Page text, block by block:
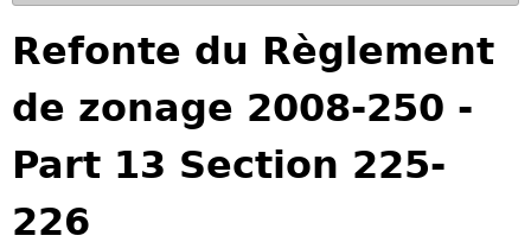
f
i
n
e
y
o
r
Refonte du Règlement
de zonage 2008-250 -
Part 13 Section 225-
226